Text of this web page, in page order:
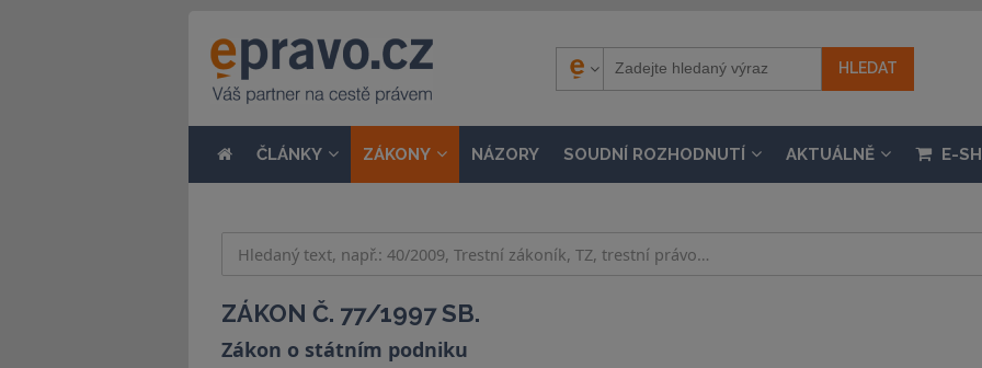
ČLÁNKY ZÁKONY NÁZORY SOUDNÍ ROZHODNUTÍ AKTUÁLNĚ E-
ZÁKON Č. 77/1997 SB.
Zákon o státním podniku